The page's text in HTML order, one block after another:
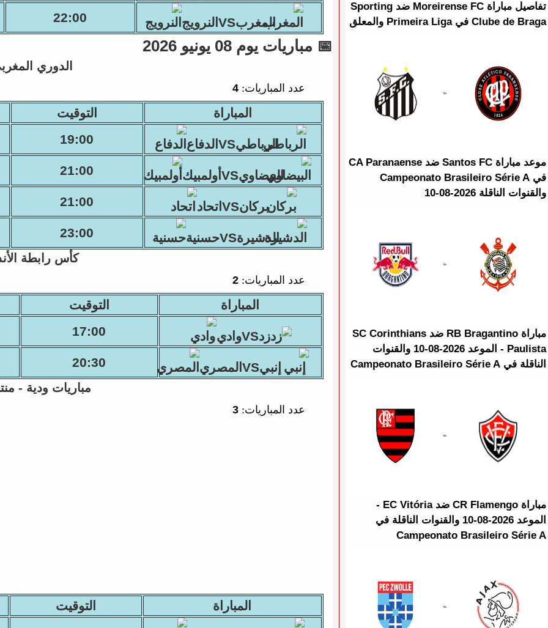
المغربVSالنرويج 22:00
📅 مباريات يوم 08 يونيو 2026
الدوري
عدد المباريات: 4
المباراة التوقيت
الرباطيVSالدفاع 19:00
البيضاويVSأولمبيك 21:00
بركانVSاتحاد 21:00
الدشيرةVSحسنية 23:00
كأس رابطة
عدد المباريات: 2
المباراة التوقيت
زدVSوادي 17:00
إنبيVSالمصري 20:30
مباريات ودية -
عدد المباريات: 3
المباراة التوقيت
تفاصيل مباراة Moreirense FC ضد Sporting
Clube de Braga في Primeira Liga والمعلق
موعد مباراة Santos FC ضد CA Paranaense
في Campeonato Brasileiro Série A
والقنوات الناقلة 2026-08-10
مباراة RB Bragantino ضد SC Corinthians
Paulista - الموعد 2026-08-10 والقنوات
الناقلة في Campeonato Brasileiro Série A
مباراة CR Flamengo ضد EC Vitória -
الموعد 2026-08-10 والقنوات الناقلة في
Campeonato Brasileiro Série A